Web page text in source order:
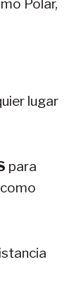
Polar,
lugar
para